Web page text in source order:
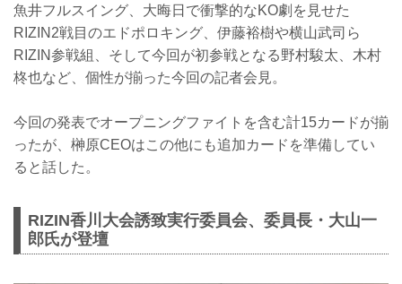
魚井フルスイング、大晦日で衝撃的なKO劇を見せた
RIZIN2戦目のエドポロキング、伊藤裕樹や横山武司ら
RIZIN参戦組、そして今回が初参戦となる野村駿太、木村
柊也など、個性が揃った今回の記者会見。
今回の発表でオープニングファイトを含む計15カードが揃
ったが、榊原CEOはこの他にも追加カードを準備してい
ると話した。
RIZIN香川大会誘致実行委員会、委員長・大山一
郎氏が登壇